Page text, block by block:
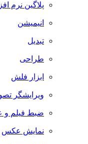
پلاگین نرم افزارها
انیمیشن
تبدیل
طراحی
ابزار فلش
ویرایشگر تصویر
ضبط فيلم و عكس
نمایش عکس